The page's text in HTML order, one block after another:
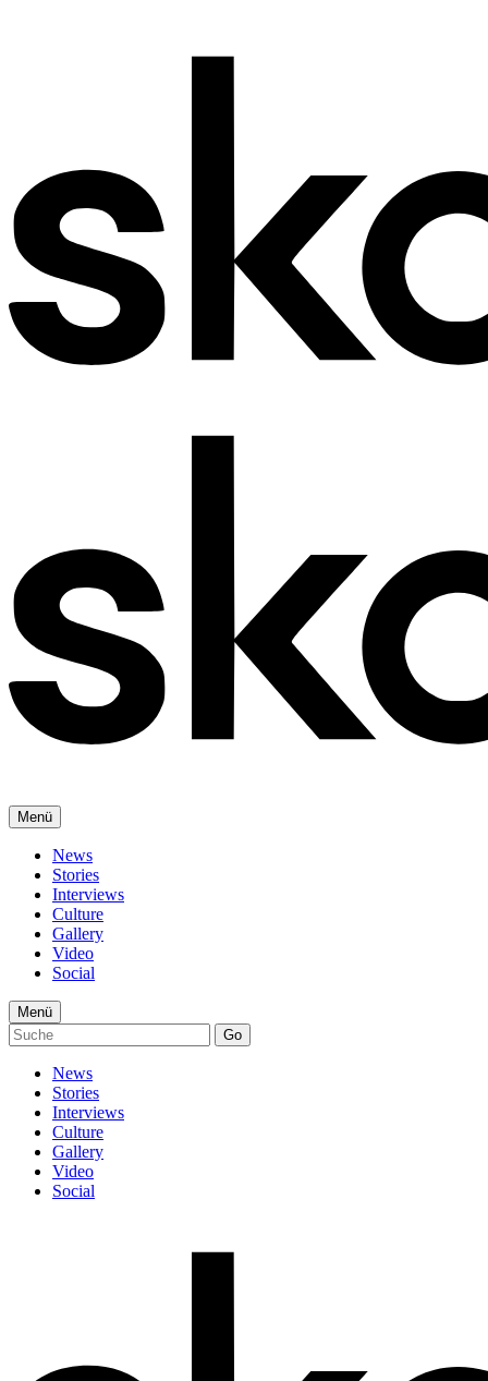
Menü
News
Stories
Interviews
Culture
Gallery
Video
Social
Menü
Go
News
Stories
Interviews
Culture
Gallery
Video
Social